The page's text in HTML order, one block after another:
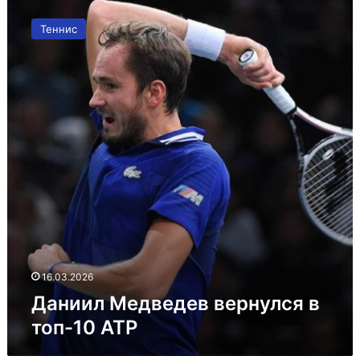
Медведев
вернулся
топ-10
ATP
Теннис
16.03.2026
Даниил Медведев вернулся в
топ-10 ATP